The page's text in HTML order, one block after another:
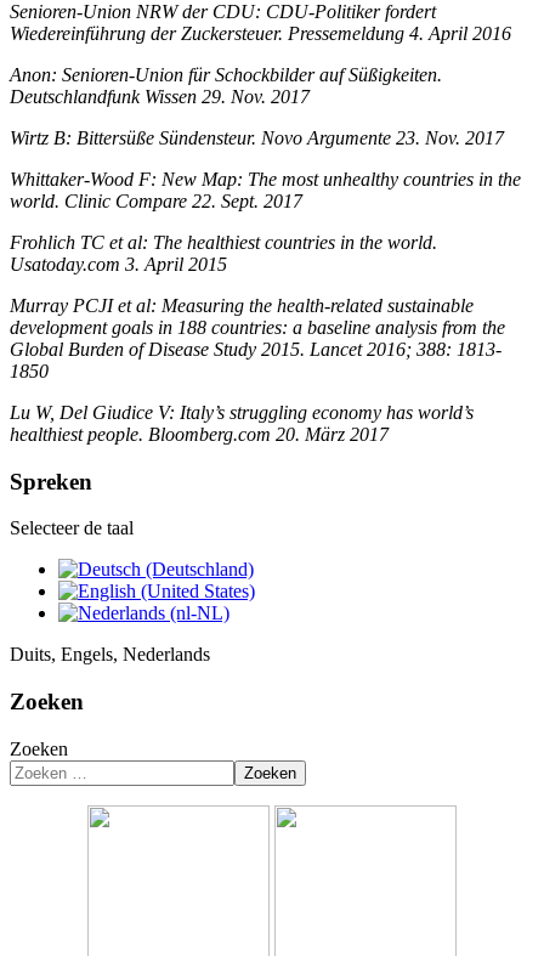
Senioren-Union NRW der CDU: CDU-Politiker fordert
Wiedereinführung der Zuckersteuer. Pressemeldung 4. April 2016
Anon: Senioren-Union für Schockbilder auf Süßigkeiten.
Deutschlandfunk Wissen 29. Nov. 2017
Wirtz B: Bittersüße Sündensteur. Novo Argumente 23. Nov. 2017
Whittaker-Wood F: New Map: The most unhealthy countries in the
world. Clinic Compare 22. Sept. 2017
Frohlich TC et al: The healthiest countries in the world.
Usatoday.com 3. April 2015
Murray PCJI et al: Measuring the health-related sustainable
development goals in 188 countries: a baseline analysis from the
Global Burden of Disease Study 2015. Lancet 2016; 388: 1813-
1850
Lu W, Del Giudice V: Italy’s struggling economy has world’s
healthiest people. Bloomberg.com 20. März 2017
Spreken
Selecteer de taal
Duits, Engels, Nederlands
Zoeken
Zoeken
Zoeken